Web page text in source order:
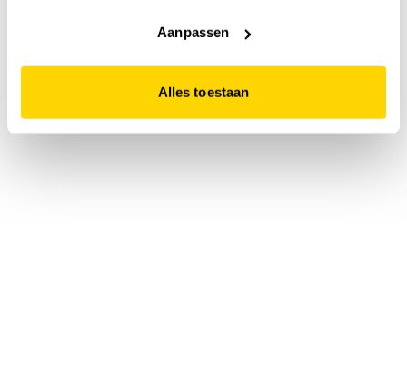
website niet optimaal functioneert.
Aanpassen
Alles toestaan